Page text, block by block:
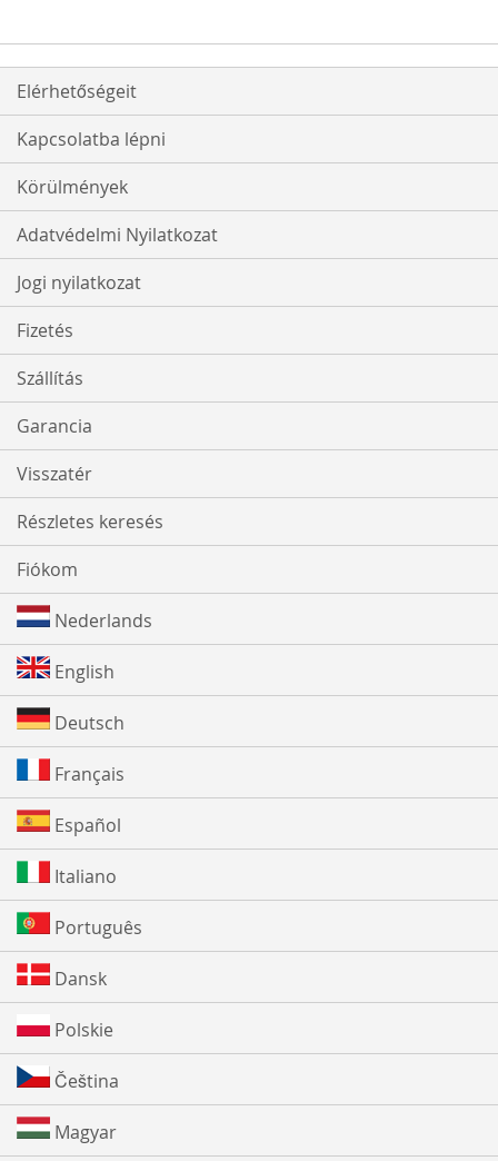
Elérhetőségeit
Kapcsolatba lépni
Körülmények
Adatvédelmi Nyilatkozat
Jogi nyilatkozat
Fizetés
Szállítás
Garancia
Visszatér
Részletes keresés
Fiókom
Nederlands
English
Deutsch
Français
Español
Italiano
Português
Dansk
Polskie
Čeština
Magyar